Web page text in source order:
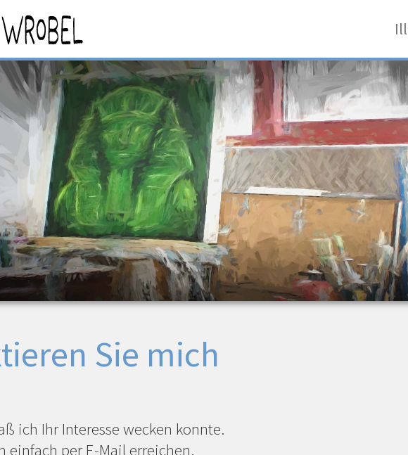
Sie mich
ich Ihr Interesse wecken konnte.
einfach per E-Mail erreichen.